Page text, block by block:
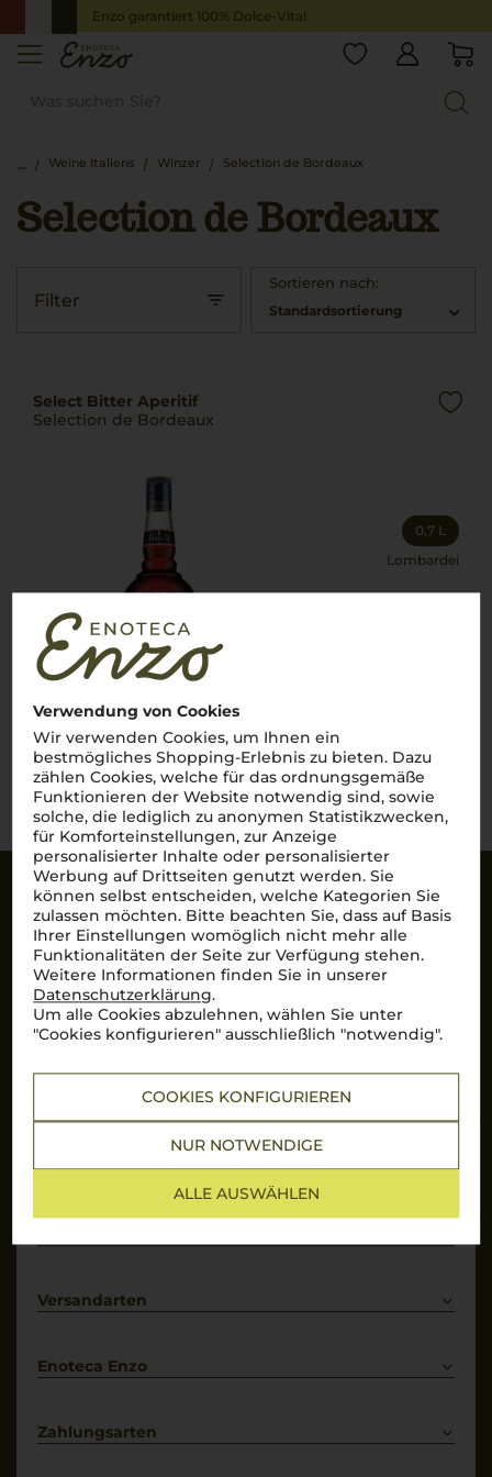
Verwendung von Cookies
Wir verwenden Cookies, um Ihnen ein
bestmögliches Shopping-Erlebnis zu bieten. Dazu
zählen Cookies, welche für das ordnungsgemäße
Funktionieren der Website notwendig sind, sowie
solche, die lediglich zu anonymen Statistikzwecken,
für Komforteinstellungen, zur Anzeige
personalisierter Inhalte oder personalisierter
Werbung auf Drittseiten genutzt werden. Sie
können selbst entscheiden, welche Kategorien Sie
zulassen möchten. Bitte beachten Sie, dass auf Basis
Ihrer Einstellungen womöglich nicht mehr alle
Funktionalitäten der Seite zur Verfügung stehen.
Weitere Informationen finden Sie in unserer
Datenschutzerklärung.
Um alle Cookies abzulehnen, wählen Sie unter
"Cookies konfigurieren" ausschließlich "notwendig".
COOKIES KONFIGURIEREN
NUR NOTWENDIGE
ALLE AUSWÄHLEN
Enzo garantiert 100% Dolce-Vita!
Weine Italiens Winzer Selection de Bordeaux
Selection de Bordeaux
Filter
Sortieren nach:
Standardsortierung
Select Bitter Aperitif
Selection de Bordeaux
0,7 L
Lombardei
Lebensmittel­angaben
Sicherheit
SSL-Daten­verschlüs­selung: Ihre Daten können
nicht von Unbe­fugten gelesen werden.
Hervorragend
Mehr Informationen
Top Links
Kontakt
Versandarten
Enoteca Enzo
Bewertungs-Richtlinien
Zahlungsarten